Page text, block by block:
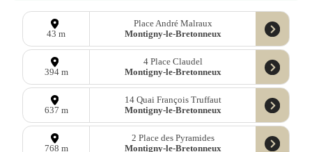
43 m
Place André Malraux
Montigny-le-Bretonneux
394 m
4 Place Claudel
Montigny-le-Bretonneux
637 m
14 Quai François Truffaut
Montigny-le-Bretonneux
768 m
2 Place des Pyramides
Montigny-le-Bretonneux